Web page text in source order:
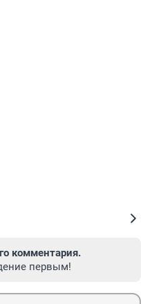
комментария.
первым!